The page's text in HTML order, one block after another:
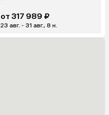
от 317 989 ₽
23 авг. - 31 авг., 8 н.